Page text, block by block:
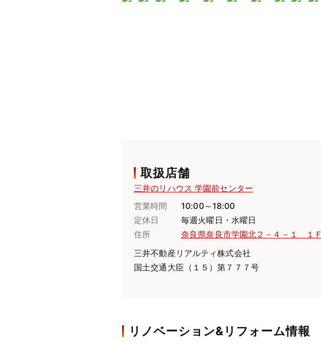
取扱店舗
三井のリハウス 学園前センター
営業時間
10:00～18:00
定休日
毎週火曜日・水曜日
住所
奈良県奈良市学園北２－４－１ １Ｆ
三井不動産リアルティ株式会社
国土交通大臣（１５）第７７７号
リノベーション&リフォーム情報